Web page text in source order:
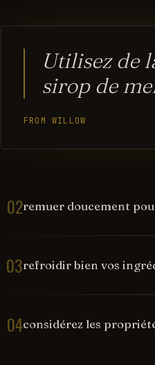
Utilisez de
sirop de
FROM WILLOW
02remuer doucement
03refroidir bien vos
04considérez les